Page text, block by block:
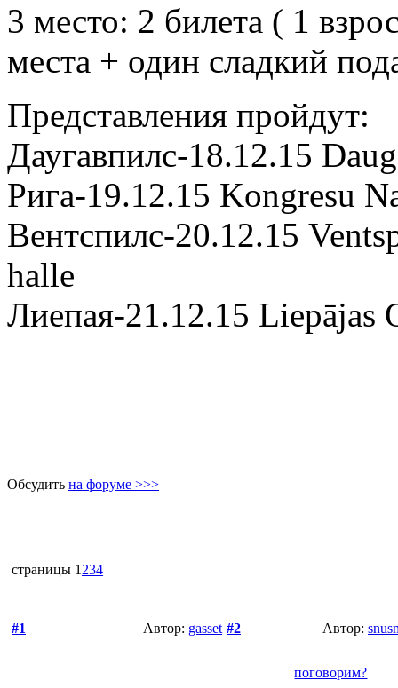
3 место: 2 билета ( 1
места + один сладкий
Представления пройдут:
Даугавпилс-18.12.15
Рига-19.12.15 Kongresu
Вентспилс-20.12.15
halle
Лиепая-21.12.15 Liepājas
Обсудить на форуме >>>
страницы 1 234
#1 Автор: gasset #2 Автор:
поговорим?